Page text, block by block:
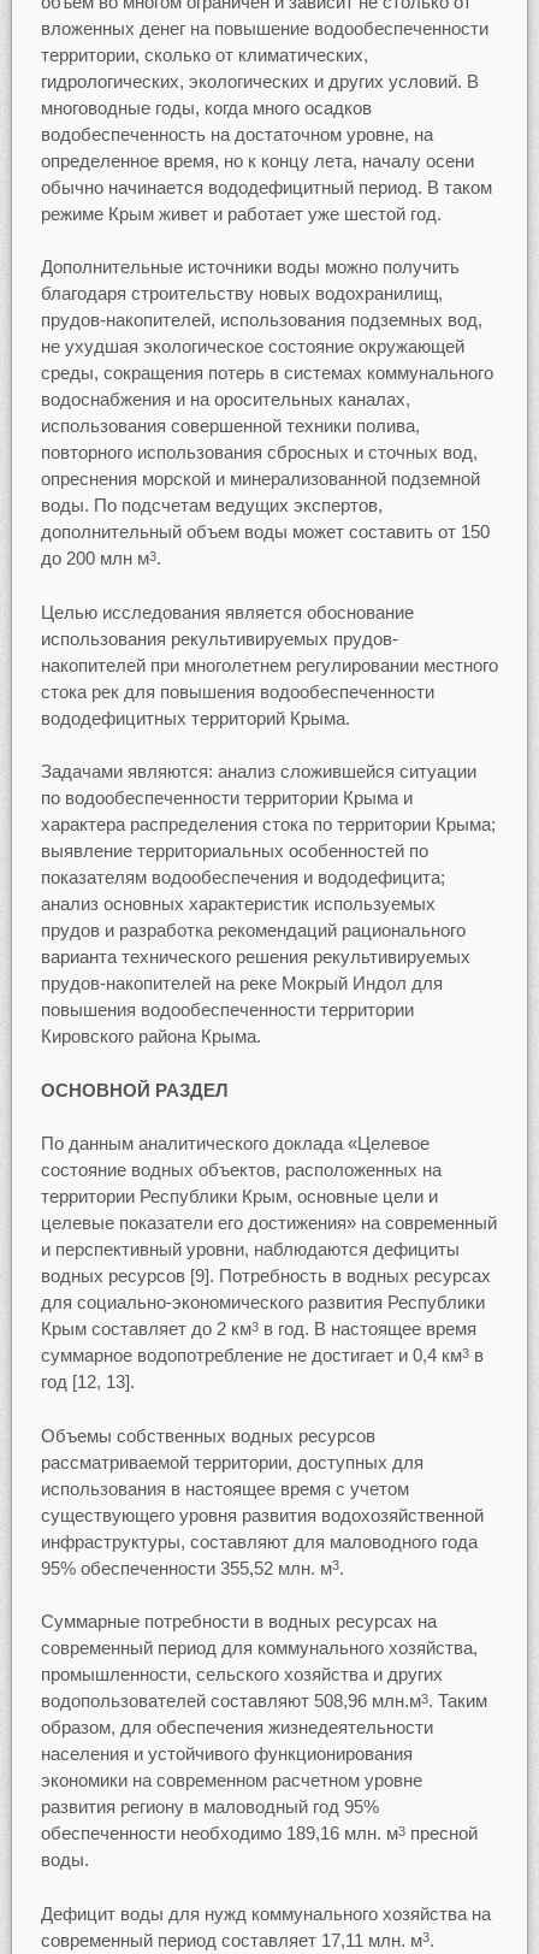
вложенных денег на повышение водообеспеченности
территории, сколько от климатических,
гидрологических, экологических и других условий. В
многоводные годы, когда много осадков
водобеспеченность на достаточном уровне, на
определенное время, но к концу лета, началу осени
обычно начинается вододефицитный период. В таком
режиме Крым живет и работает уже шестой год.
Дополнительные источники воды можно получить
благодаря строительству новых водохранилищ,
прудов-накопителей, использования подземных вод,
не ухудшая экологическое состояние окружающей
среды, сокращения потерь в системах коммунального
водоснабжения и на оросительных каналах,
использования совершенной техники полива,
повторного использования сбросных и сточных вод,
опреснения морской и минерализованной подземной
воды. По подсчетам ведущих экспертов,
дополнительный объем воды может составить от 150
до 200 млн м3.
Целью исследования является обоснование
использования рекультивируемых прудов-
накопителей при многолетнем регулировании местного
стока рек для повышения водообеспеченности
вододефицитных территорий Крыма.
Задачами являются: анализ сложившейся ситуации
по водообеспеченности территории Крыма и
характера распределения стока по территории Крыма;
выявление территориальных особенностей по
показателям водообеспечения и вододефицита;
анализ основных характеристик используемых
прудов и разработка рекомендаций рационального
варианта технического решения рекультивируемых
прудов-накопителей на реке Мокрый Индол для
повышения водообеспеченности территории
Кировского района Крыма.
ОСНОВНОЙ РАЗДЕЛ
По данным аналитического доклада «Целевое
состояние водных объектов, расположенных на
территории Республики Крым, основные цели и
целевые показатели его достижения» на современный
и перспективный уровни, наблюдаются дефициты
водных ресурсов [9]. Потребность в водных ресурсах
для социально-экономического развития Республики
Крым составляет до 2 км3в год. В настоящее время
суммарное водопотребление не достигает и 0,4 км3в
год [12, 13].
Объемы собственных водных ресурсов
рассматриваемой территории, доступных для
использования в настоящее время с учетом
существующего уровня развития водохозяйственной
инфраструктуры, составляют для маловодного года
95% обеспеченности 355,52 млн. м3.
Суммарные потребности в водных ресурсах на
современный период для коммунального хозяйства,
промышленности, сельского хозяйства и других
водопользователей составляют 508,96 млн.м3. Таким
образом, для обеспечения жизнедеятельности
населения и устойчивого функционирования
экономики на современном расчетном уровне
развития региону в маловодный год 95%
обеспеченности необходимо 189,16 млн. м3пресной
воды.
Дефицит воды для нужд коммунального хозяйства на
современный период составляет 17,11 млн. м3.